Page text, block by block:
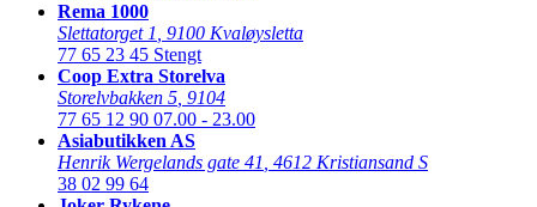
Rema 1000
Slettatorget 1 9100 Kvaløysletta
77 65 23 45 Stengt
Coop Extra Storelva
Storelvbakken 5 9104
77 65 12 90 07.00 - 23.00
Asiabutikken AS
Henrik Wergelands gate 41 4612 Kristiansand S
38 02 99 64